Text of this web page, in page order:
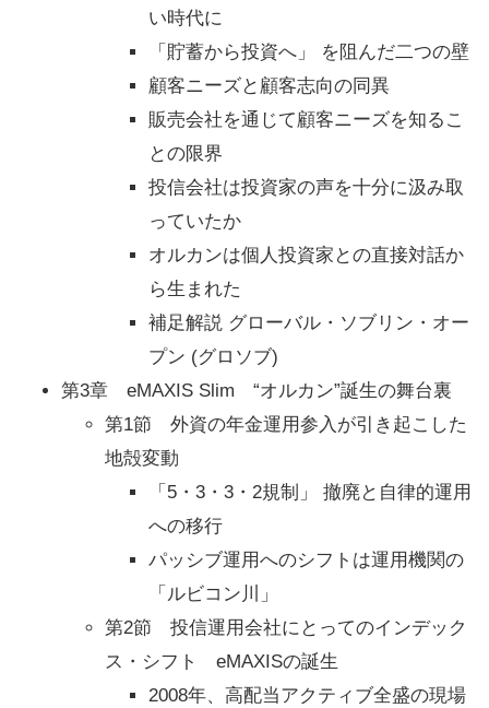
い時代に
「貯蓄から投資へ」 を阻んだ二つの壁
顧客ニーズと顧客志向の同異
販売会社を通じて顧客ニーズを知るこ
との限界
投信会社は投資家の声を十分に汲み取
っていたか
オルカンは個人投資家との直接対話か
ら生まれた
補足解説 グローバル・ソブリン・オー
プン (グロソブ)
第3章 eMAXIS Slim “オルカン”誕生の舞台裏
第1節 外資の年金運用参入が引き起こした
地殻変動
「5・3・3・2規制」 撤廃と自律的運用
への移行
パッシブ運用へのシフトは運用機関の
「ルビコン川」
第2節 投信運用会社にとってのインデック
ス・シフト eMAXISの誕生
2008年、高配当アクティブ全盛の現場